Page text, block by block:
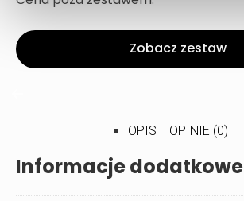
Zobacz zestaw
OPIS OPINIE (0)
Informacje dodatkowe